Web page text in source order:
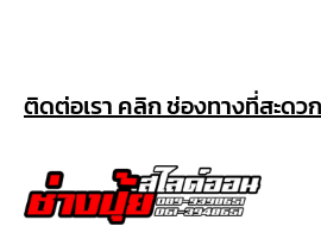
ติดต่อเรา คลิก ช่องทางที่สะดวก